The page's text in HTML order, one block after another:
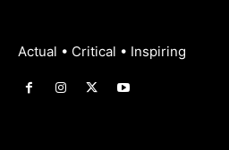
Actual • Critical • Inspiring